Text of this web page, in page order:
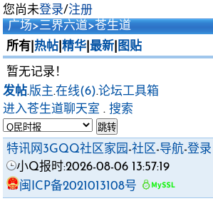
您尚未登录/注册
广场>三界六道>苍生道
所有| 热帖 精华 最新 图贴
暂无记录！
发帖.版主.在线(6).论坛工具箱
进入苍生道聊天室 . 搜索
特讯网3GQQ社区家园 -社区 -导航-登录
小Q报时:2026-08-06 13:57:19
闽ICP备2021013108号